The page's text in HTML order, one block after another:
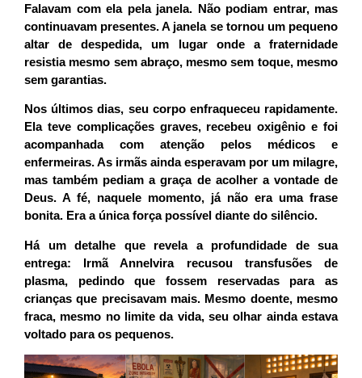
Falavam com ela pela janela. Não podiam entrar, mas
continuavam presentes. A janela se tornou um pequeno
altar de despedida, um lugar onde a fraternidade
resistia mesmo sem abraço, mesmo sem toque, mesmo
sem garantias.
Nos últimos dias, seu corpo enfraqueceu rapidamente.
Ela teve complicações graves, recebeu oxigênio e foi
acompanhada com atenção pelos médicos e
enfermeiras. As irmãs ainda esperavam por um milagre,
mas também pediam a graça de acolher a vontade de
Deus. A fé, naquele momento, já não era uma frase
bonita. Era a única força possível diante do silêncio.
Há um detalhe que revela a profundidade de sua
entrega: Irmã Annelvira recusou transfusões de
plasma, pedindo que fossem reservadas para as
crianças que precisavam mais. Mesmo doente, mesmo
fraca, mesmo no limite da vida, seu olhar ainda estava
voltado para os pequenos.